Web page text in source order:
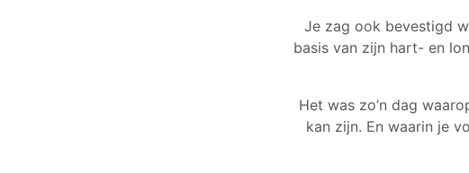
Je zag ook bevestigd
basis van zijn hart- en
Het was zo’n dag
kan zijn. En waarin je